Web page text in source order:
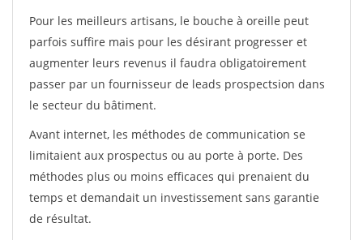
Pour les meilleurs artisans, le bouche à oreille peut
parfois suffire mais pour les désirant progresser et
augmenter leurs revenus il faudra obligatoirement
passer par un fournisseur de leads prospectsion dans
le secteur du bâtiment.
Avant internet, les méthodes de communication se
limitaient aux prospectus ou au porte à porte. Des
méthodes plus ou moins efficaces qui prenaient du
temps et demandait un investissement sans garantie
de résultat.